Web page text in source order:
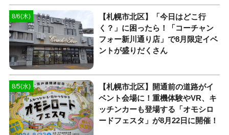
8/6(木)
【札幌市北区】「今日はどこ行
く？」に困ったら！「コーチャン
フォー新川通り店」で8月限定イベ
ントが盛りだくさん
8/5(水)
【札幌市北区】開通前の道路がイ
ベント会場に！重機体験やVR、キ
ッチンカーも登場する「オモシロ
ードフェスタ」が8月22日に開催！